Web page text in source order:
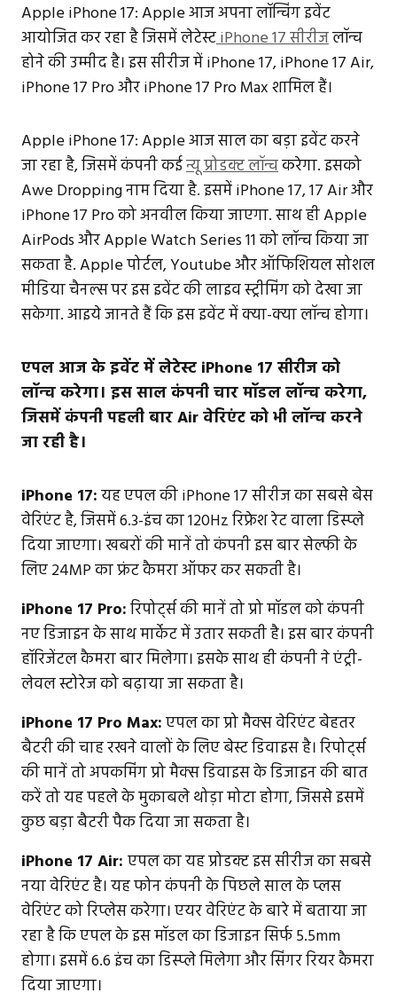
Apple iPhone 17: Apple आज अपना लॉन्चिंग इवेंट
आयोजित कर रहा है जिसमें लेटेस्टiPhone 17 सीरीजलॉन्च
होने की उम्मीद है। इस सीरीज में iPhone 17, iPhone 17 Air,
iPhone 17 Pro और iPhone 17 Pro Max शामिल हैं।
Apple iPhone 17: Apple आज साल का बड़ा इवेंट करने
जा रहा है, जिसमें कंपनी कईन्यू प्रोडक्ट लॉन्चकरेगा. इसको
Awe Dropping नाम दिया है. इसमें iPhone 17, 17 Air और
iPhone 17 Pro को अनवील किया जाएगा. साथ ही Apple
AirPods और Apple Watch Series 11 को लॉन्च किया जा
सकता है. Apple पोर्टल, Youtube और ऑफिशियल सोशल
मीडिया चैनल्स पर इस इवेंट की लाइव स्ट्रीमिंग को देखा जा
सकेगा. आइये जानते हैं कि इस इवेंट में क्या-क्या लॉन्च होगा।
एपल आज के इवेंट में लेटेस्ट iPhone 17 सीरीज को
लॉन्च करेगा। इस साल कंपनी चार मॉडल लॉन्च करेगा,
जिसमें कंपनी पहली बार Air वेरिएंट को भी लॉन्च करने
जा रही है।
iPhone 17:यह एपल की iPhone 17 सीरीज का सबसे बेस
वेरिएंट है, जिसमें 6.3-इंच का 120Hz रिफ्रेश रेट वाला डिस्प्ले
दिया जाएगा। खबरों की मानें तो कंपनी इस बार सेल्फी के
लिए 24MP का फ्रंट कैमरा ऑफर कर सकती है।
iPhone 17 Pro:रिपोर्ट्स की मानें तो प्रो मॉडल को कंपनी
नए डिजाइन के साथ मार्केट में उतार सकती है। इस बार कंपनी
हॉरिजेंटल कैमरा बार मिलेगा। इसके साथ ही कंपनी ने एंट्री-
लेवल स्टोरेज को बढ़ाया जा सकता है।
iPhone 17 Pro Max:एपल का प्रो मैक्स वेरिएंट बेहतर
बैटरी की चाह रखने वालों के लिए बेस्ट डिवाइस है। रिपोर्ट्स
की मानें तो अपकमिंग प्रो मैक्स डिवाइस के डिजाइन की बात
करें तो यह पहले के मुकाबले थोड़ा मोटा होगा, जिससे इसमें
कुछ बड़ा बैटरी पैक दिया जा सकता है।
iPhone 17 Air: एपल का यह प्रोडक्ट इस सीरीज का सबसे
नया वेरिएंट है। यह फोन कंपनी के पिछले साल के प्लस
वेरिएंट को रिप्लेस करेगा। एयर वेरिएंट के बारे में बताया जा
रहा है कि एपल के इस मॉडल का डिजाइन सिर्फ 5.5mm
होगा। इसमें 6.6 इंच का डिस्प्ले मिलेगा और सिंगर रियर कैमरा
दिया जाएगा।